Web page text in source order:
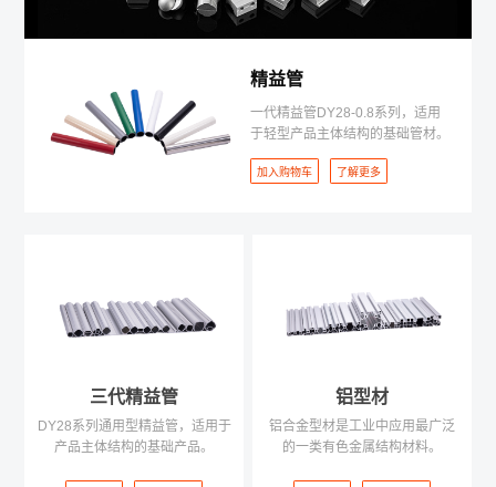
注册账号点这里
精益管
一代精益管DY28-0.8系列，适用
于轻型产品主体结构的基础管材。
加入购物车 了解更多
三代精益管
DY28系列通用型精益管，适用于
产品主体结构的基础产品。
铝型材
铝合金型材是工业中应用最广泛
的一类有色金属结构材料。